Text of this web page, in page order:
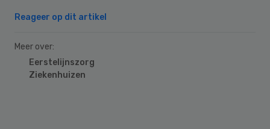
Reageer op dit artikel
Meer over:
Eerstelijnszorg
Ziekenhuizen